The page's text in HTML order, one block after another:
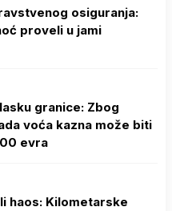
osiguranja:
proveli u jami
granice: Zbog
voća kazna može biti
evra
haos: Kilometarske